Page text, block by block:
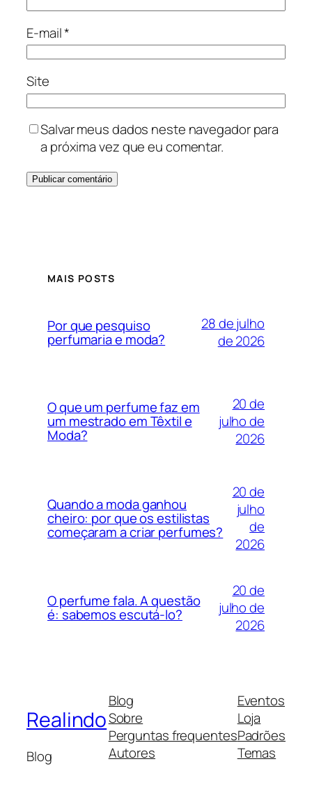
E-mail*
Site
Salvar meus dados neste navegador para
a próxima vez que eu comentar.
MAIS POSTS
Por que pesquiso
perfumaria e moda?
28 de julho
de 2026
O que um perfume faz em
um mestrado em Têxtil e
Moda?
20 de
julho de
2026
Quando a moda ganhou
cheiro: por que os estilistas
começaram a criar perfumes?
20 de
julho
de
2026
O perfume fala. A questão
é: sabemos escutá-lo?
20 de
julho de
2026
Realindo
Blog
Blog
Sobre
Perguntas frequentes
Autores
Eventos
Loja
Padrões
Temas